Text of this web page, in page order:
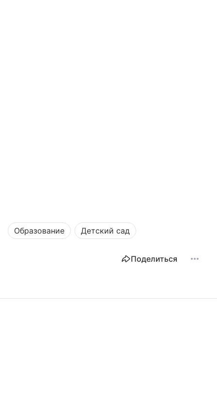
Образование Детский сад
Поделиться